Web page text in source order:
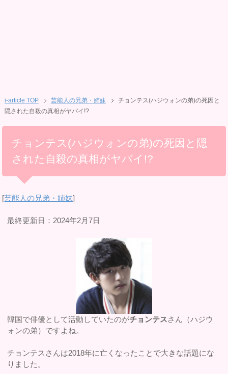
i-article TOP 芸能人の兄弟・姉妹
チョンテス(ハジウォンの弟)の死因と
隠された自殺の真相がヤバイ!?
チョンテス(ハジウォンの弟)の死因と隠
された自殺の真相がヤバイ!?
[芸能人の兄弟・姉妹]
最終更新日：2024年2月7日
韓国で俳優として活動していたのがチョンテスさん（ハジウ
ォンの弟）ですよね。
チョンテスさんは2018年に亡くなったことで大きな話題にな
りました。